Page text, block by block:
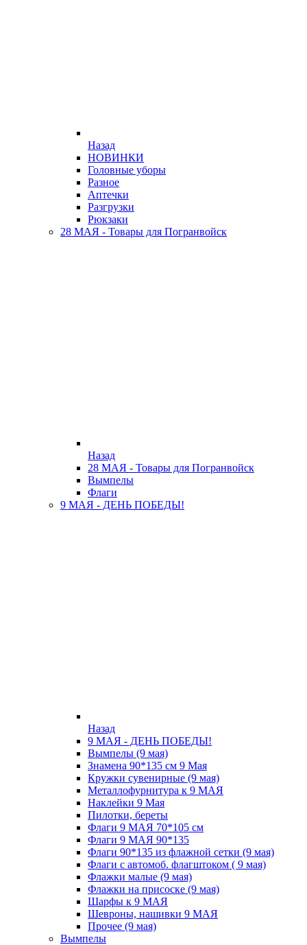
Назад
НОВИНКИ
Головные уборы
Разное
Аптечки
Разгрузки
Рюкзаки
28 МАЯ - Товары для Погранвойск
Назад
28 МАЯ - Товары для Погранвойск
Вымпелы
Флаги
9 МАЯ - ДЕНЬ ПОБЕДЫ!
Назад
9 МАЯ - ДЕНЬ ПОБЕДЫ!
Вымпелы (9 мая)
Знамена 90*135 см 9 Мая
Кружки cувенирные (9 мая)
Металлофурнитура к 9 МАЯ
Наклейки 9 Мая
Пилотки, береты
Флаги 9 МАЯ 70*105 см
Флаги 9 МАЯ 90*135
Флаги 90*135 из флажной сетки (9 мая)
Флаги с автомоб. флагштоком ( 9 мая)
Флажки малые (9 мая)
Флажки на присоске (9 мая)
Шарфы к 9 МАЯ
Шевроны, нашивки 9 МАЯ
Прочее (9 мая)
Вымпелы